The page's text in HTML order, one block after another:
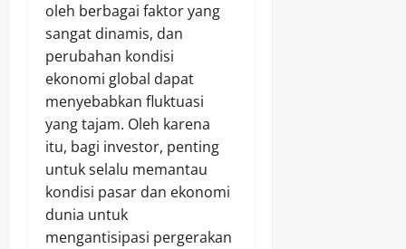
oleh berbagai faktor yang
sangat dinamis, dan
perubahan kondisi
ekonomi global dapat
menyebabkan fluktuasi
yang tajam. Oleh karena
itu, bagi investor, penting
untuk selalu memantau
kondisi pasar dan ekonomi
dunia untuk
mengantisipasi pergerakan